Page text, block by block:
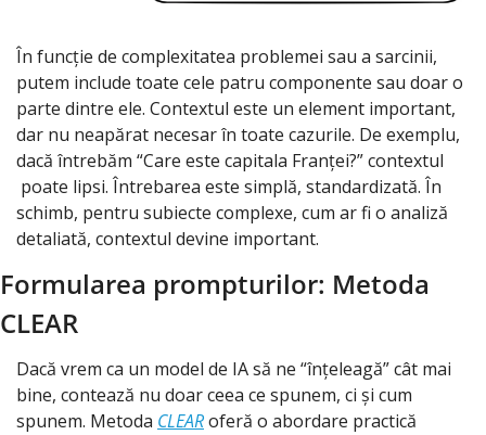
În funcție de complexitatea problemei sau a sarcinii,
putem include toate cele patru componente sau doar o
parte dintre ele. Contextul este un element important,
dar nu neapărat necesar în toate cazurile. De exemplu,
poate lipsi. Întrebarea este simplă, standardizată. În
schimb, pentru subiecte complexe, cum ar fi o analiză
detaliată, contextul devine important.
Formularea prompturilor: Metoda
CLEAR
Dacă vrem ca un model de IA să ne “înțeleagă” cât mai
bine, contează nu doar ceea ce spunem, ci și cum
spunem. Metoda CLEARoferă o abordare practică